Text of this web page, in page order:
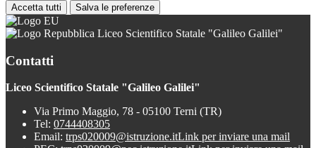
Accetta tutti Salva le preferenze
Liceo Scientifico Statale "Galileo Galilei"
Contatti
Liceo Scientifico Statale "Galileo Galilei"
Via Primo Maggio, 78 - 05100 Terni (TR)
Tel: 0744408305
Email: trps020009@istruzione.itLink per inviare una mail